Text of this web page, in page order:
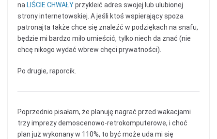
na LIŚCIE CHWAŁYprzykleić adres swojej lub ulubionej
strony internetowskiej. A jeśli ktoś wspierający spoza
patronajta także chce się znaleźć w podziękach na snafu,
będzie mi bardzo miło umieścić, tylko niech da znać (nie
chcę nikogo wydać wbrew chęci prywatności).
Po drugie, raporcik.
Poprzednio pisałam, że planuję nagrać przed wakacjami
trzy imprezy demoscenowo-retrokomputerowe, i choć
plan już wykonany w 110%, to być może uda mi się